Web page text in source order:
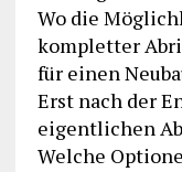
Wo die
kompletter
für einen
Erst nach der
eigentlichen
Welche